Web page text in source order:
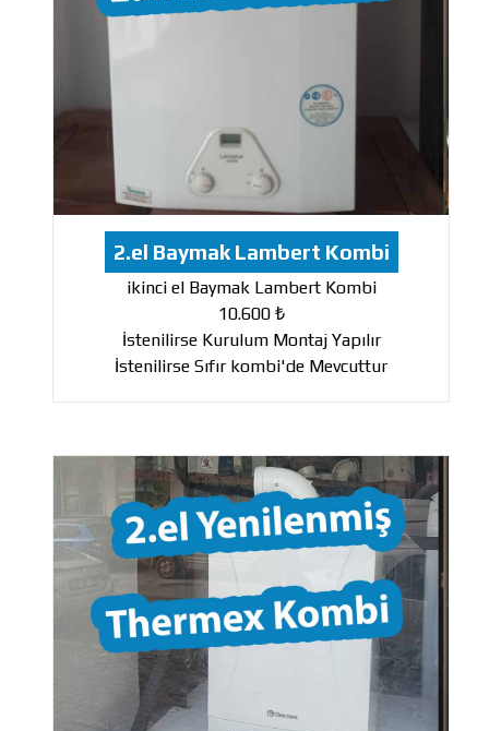
2.el Baymak Lambert Kombi
ikinci el Baymak Lambert Kombi
10.600 ₺
İstenilirse Kurulum Montaj Yapılır
İstenilirse Sıfır kombi'de Mevcuttur